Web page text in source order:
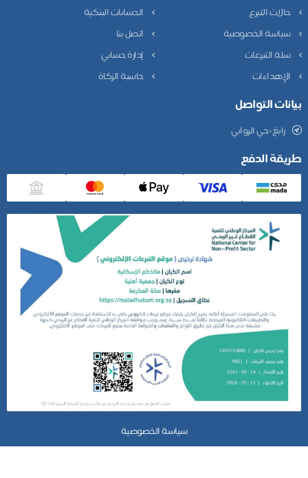
حالات التبرع
الحسابات البنكية
سياسة الخصوصية
اتصل بنا
سلة التبرعات
إدارة حسابي
الإهداءات
حاسبة الزكاة
بيانات التواصل
رابغ-حي الروابي
طريقة الدفع
سياسة الخصوصية